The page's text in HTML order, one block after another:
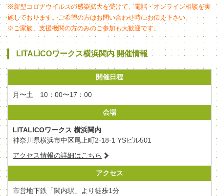
※新型コロナウイルスの感染拡大を受けて、電話・オンライン相談を実
施しております。ご希望の方はお問い合わせ時にお伝え下さい。
※ご家族、支援機関の方のみのご参加も大歓迎です。
LITALICOワークス横浜関内 開催情報
開催日程
月〜土 10：00〜17：00
会場
LITALICOワークス 横浜関内
神奈川県横浜市中区尾上町2-18-1 YSビル501
アクセス情報の詳細はこちら
アクセス
市営地下鉄「関内駅」より徒歩1分